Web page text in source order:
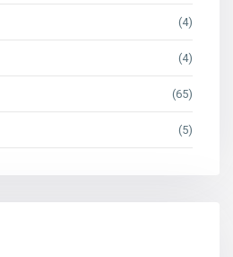
(4)
(4)
(65)
(5)